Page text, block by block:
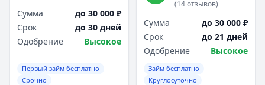
Сумма
до 30 000 ₽
Срок
до 30 дней
Одобрение
Высокое
Первый займ бесплатно
Срочно
(14отзывов)
Сумма
до 30 000 ₽
Срок
до 21 дней
Одобрение
Высокое
Займ бесплатно
Круглосуточно